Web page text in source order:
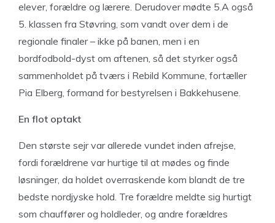
elever, forældre og lærere. Derudover mødte 5.A også
5. klassen fra Støvring, som vandt over dem i de
regionale finaler – ikke på banen, men i en
bordfodbold-dyst om aftenen, så det styrker også
sammenholdet på tværs i Rebild Kommune, fortæller
Pia Elberg, formand for bestyrelsen i Bakkehusene.
En flot optakt
Den største sejr var allerede vundet inden afrejse,
fordi forældrene var hurtige til at mødes og finde
løsninger, da holdet overraskende kom blandt de tre
bedste nordjyske hold. Tre forældre meldte sig hurtigt
som chauffører og holdleder, og andre forældres